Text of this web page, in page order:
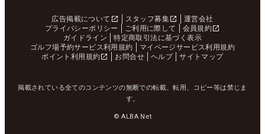
広告掲載について スタッフ募集
運営会社
プライバシーポリシー
ご利用に際して
会員規約
ガイドライン
特定商取引法に基づく表示
ゴルフ場予約サービス利用規約
マイページサービス利用規約
ポイント利用規約
お問合せ ヘルプ サイトマップ
掲載されている全てのコンテンツの無断での転載、転用、コピー等は禁じま
す。
© ALBA Net